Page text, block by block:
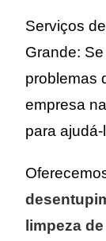
Serviços
Grande:
problemas
empresa
para ajudá-
limpeza